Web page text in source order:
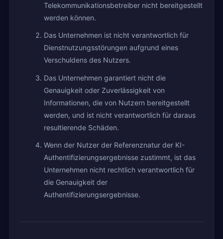
Telekommunikationsbetreiber nicht bereitgestellt
werden können.
Das Unternehmen ist nicht verantwortlich für
Dienstnutzungsstörungen aufgrund eines
Verschuldens des Nutzers.
Das Unternehmen garantiert nicht die
Genauigkeit oder Zuverlässigkeit von
Informationen, die von Nutzern bereitgestellt
werden, und ist nicht verantwortlich für daraus
resultierende Schäden.
Wenn der Nutzer der Referenznatur der KI-
Authentifizierungsergebnisse zustimmt, ist das
Unternehmen nicht rechtlich verantwortlich für
die Genauigkeit der
Authentifizierungsergebnisse.